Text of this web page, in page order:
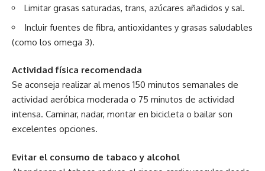
Limitar grasas saturadas, trans, azúcares añadidos y sal.
Incluir fuentes de fibra, antioxidantes y grasas saludables
(como los omega 3).
Actividad física recomendada
Se aconseja realizar al menos 150 minutos semanales de
actividad aeróbica moderada o 75 minutos de actividad
intensa. Caminar, nadar, montar en bicicleta o bailar son
excelentes opciones.
Evitar el consumo de tabaco y alcohol